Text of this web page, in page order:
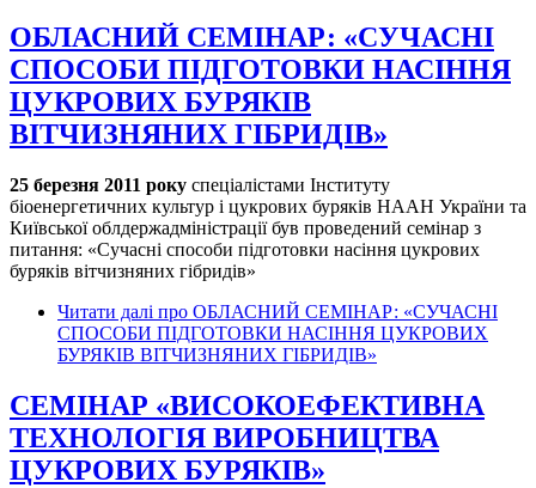
ОБЛАСНИЙ СЕМІНАР: «СУЧАСНІ
СПОСОБИ ПІДГОТОВКИ НАСІННЯ
ЦУКРОВИХ БУРЯКІВ
ВІТЧИЗНЯНИХ ГІБРИДІВ»
25 березня 2011 року спеціалістами Інституту
біоенергетичних культур і цукрових буряків НААН України та
Київської облдержадміністрації був проведений семінар з
питання: «Сучасні способи підготовки насіння цукрових
буряків вітчизняних гібридів»
Читати далі про ОБЛАСНИЙ СЕМІНАР: «СУЧАСНІ
СПОСОБИ ПІДГОТОВКИ НАСІННЯ ЦУКРОВИХ
БУРЯКІВ ВІТЧИЗНЯНИХ ГІБРИДІВ»
СЕМІНАР «ВИСОКОЕФЕКТИВНА
ТЕХНОЛОГІЯ ВИРОБНИЦТВА
ЦУКРОВИХ БУРЯКІВ»